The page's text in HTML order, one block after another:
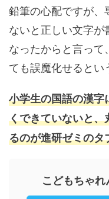
鉛筆の心配ですが、
ないと正しい文字
なったからと言っ
ても誤魔化せるとい
小学生の国語の漢
くできていないと
るのが進研ゼミのタ
こどもちゃ